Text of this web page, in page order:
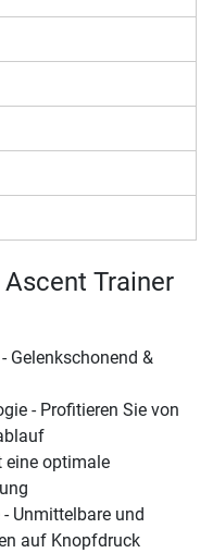
Trainer
Gelenkschonend &
- Profitieren Sie von
eine optimale
Unmittelbare und
auf Knopfdruck